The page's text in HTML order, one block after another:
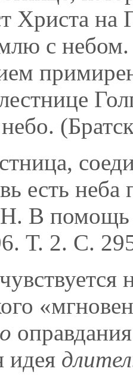
Христа
с
есть
В
Т. 2. С.
идея